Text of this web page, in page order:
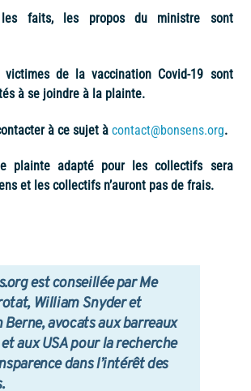
faits, les propos du ministre sont
de la vaccination Covid-19 sont
à se joindre à la plainte.
à ce sujet àcontact@bonsens.org.
plainte adapté pour les collectifs sera
et les collectifs n’auront pas de frais.
est conseillée par Me
William Snyder et
Berne, avocats aux barreaux
aux USApour la recherche
dans l’intérêt des